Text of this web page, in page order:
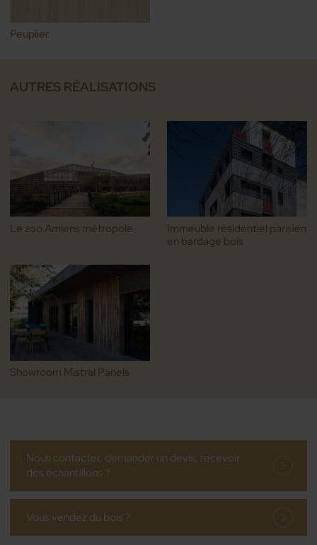
Peuplier
AUTRES RÉALISATIONS
Le zoo Amiens métropole
Immeuble résidentiel parisien
en bardage bois
Showroom Mistral Panels
Nous contacter, demander un devis, recevoir
des échantillons ?
Vous vendez du bois ?